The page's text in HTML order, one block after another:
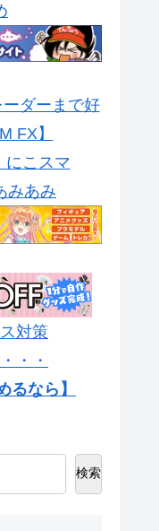
ーダーまで好
FX】
にこスマ
みあみ
対策
・・
るなら】
検索